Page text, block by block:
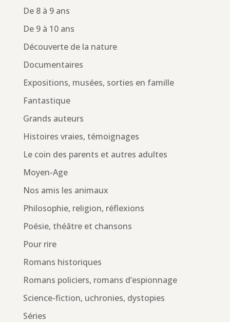
De 8 à 9 ans
De 9 à 10 ans
Découverte de la nature
Documentaires
Expositions, musées, sorties en famille
Fantastique
Grands auteurs
Histoires vraies, témoignages
Le coin des parents et autres adultes
Moyen-Age
Nos amis les animaux
Philosophie, religion, réflexions
Poésie, théâtre et chansons
Pour rire
Romans historiques
Romans policiers, romans d’espionnage
Science-fiction, uchronies, dystopies
Séries